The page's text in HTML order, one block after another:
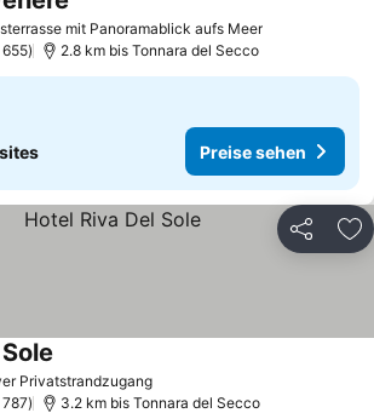
mit Panoramablick aufs Meer
655 2.8 km bis Tonnara del Secco
Preise sehen
Teilen
Privatstrandzugang
787 3.2 km bis Tonnara del Secco